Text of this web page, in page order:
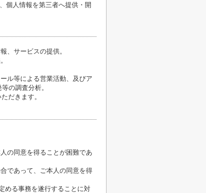
個人情報を第三者へ提供・開
、サービスの提供。
ル等による営業活動、及びア
の調査分析。
だきます。
の同意を得ることが困難であ
であって、ご本人の同意を得
める事務を遂行することに対